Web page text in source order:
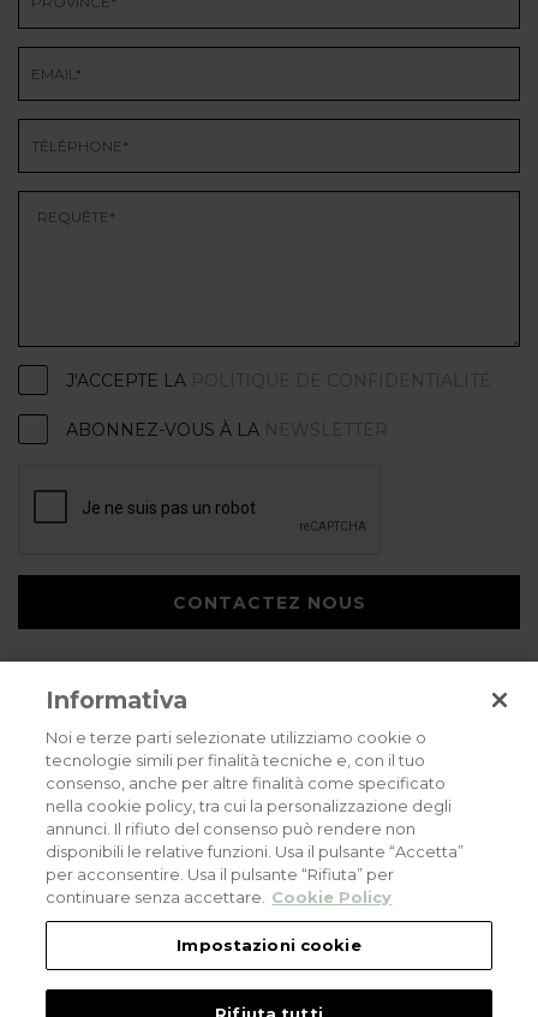
J'ACCEPTE LA POLITIQUE DE CONFIDENTIALITÉ
ABONNEZ-VOUS À LA NEWSLETTER
CONTACTEZ NOUS
Privacy policy Cookies policy Careers
© 2026 all rights reserved - Corradi Srl - Via M. Serenari 20 - 40013 Castel
Maggiore (BO) T +39 051 4188411
Codice Fiscale - Partita Iva e Registro Imprese di Bologna: 03464321201. REA BO
- 521198. Capitale Sociale: euro 11.500.000,00
An eLogic Digital Company Project Powered by Xperience
Informativa
Noi e terze parti selezionate utilizziamo cookie o
tecnologie simili per finalità tecniche e, con il tuo
consenso, anche per altre finalità come specificato
nella cookie policy, tra cui la personalizzazione degli
annunci. Il rifiuto del consenso può rendere non
disponibili le relative funzioni. Usa il pulsante “Accetta”
per acconsentire. Usa il pulsante “Rifiuta” per
continuare senza accettare.
Cookie Policy
Impostazioni cookie